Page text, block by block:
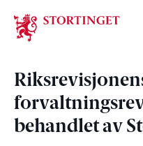
Stortinget.no
behandlet av